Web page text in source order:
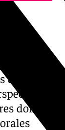
del año,
donde